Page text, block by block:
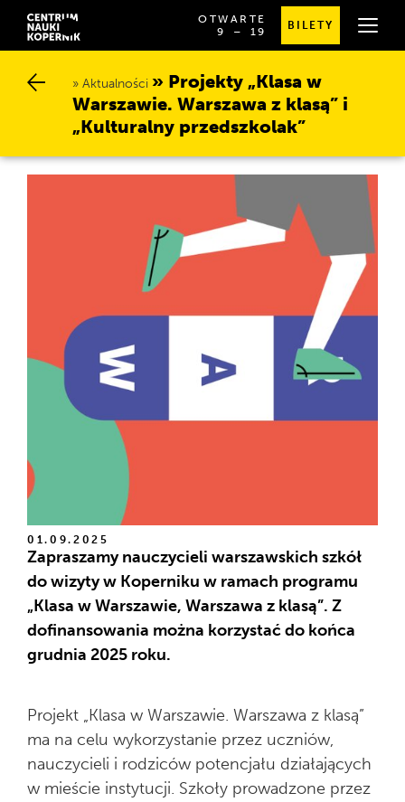
OTWARTE
OD
GODZINY
19:00
9 ⁠–⁠ 19
SPRAWDŹ
SZCZEGÓŁOWE
BILETY
Aktualności
Projekty „Klasa w W
arszawie. Warszawa z klasą” i „
Kulturalny przedszkolak”
01.09.2025
Zapraszamy nauczycieli warszawskich szkół
do wizyty w Koperniku w ramach programu
„Klasa w Warszawie, Warszawa z klasą”. Z
dofinansowania można korzystać do końca
grudnia 2025 roku.
Projekt „Klasa w Warszawie. Warszawa z klasą”
ma na celu wykorzystanie przez uczniów,
nauczycieli i rodziców potencjału działających
w mieście instytucji. Szkoły prowadzone przez